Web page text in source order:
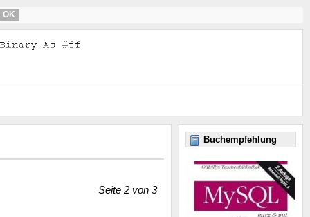
OK
Buchempfehlung
Seite 2 von 3